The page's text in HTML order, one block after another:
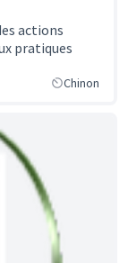
actions
pratiques
Chinon